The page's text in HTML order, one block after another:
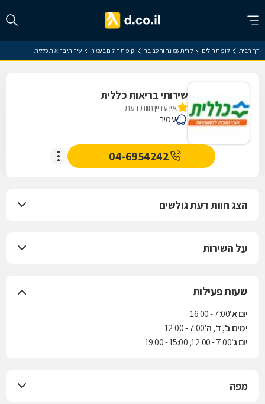
דף הבית קופות חולים קרית שמונה והסביבה קופות חולים בעמיר שירותי בריאות כללית
שירותי בריאות כללית
אין עדיין חוות דעת
עמיר
04-6954242
הצג חוות דעת גולשים
על השירות
שעות פעילות
יום א'7:00 - 16:00
ימים ב', ד', ה'7:00 - 12:00
יום ג'7:00 - 12:00, 15:00 - 19:00
מפה